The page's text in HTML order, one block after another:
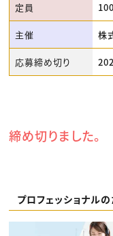
定員
主催 株
応募締め切り
締め切りました。
プロフェッショナル